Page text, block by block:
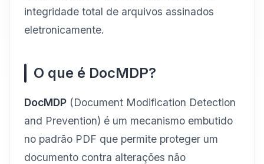
integridade total de arquivos assinados
eletronicamente.
O que é DocMDP?
DocMDP (Document Modification Detection
and Prevention) é um mecanismo embutido
no padrão PDF que permite proteger um
documento contra alterações não